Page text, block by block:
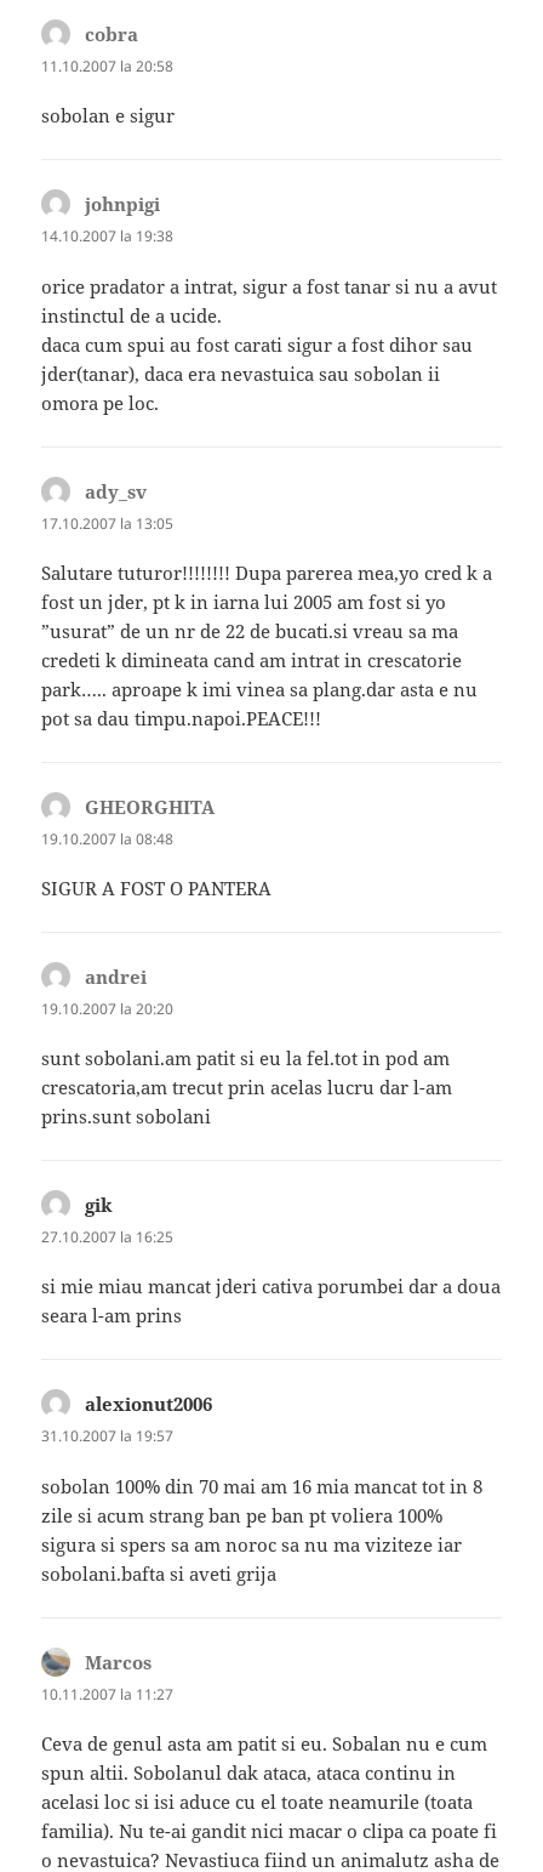
cobra
11.10.2007 la 20:58
sobolan e sigur
johnpigi
14.10.2007 la 19:38
orice pradator a intrat, sigur a fost tanar si nu a avut
instinctul de a ucide.
daca cum spui au fost carati sigur a fost dihor sau
jder(tanar), daca era nevastuica sau sobolan ii
omora pe loc.
ady_sv
17.10.2007 la 13:05
Salutare tuturor!!!!!!!! Dupa parerea mea,yo cred k a
fost un jder, pt k in iarna lui 2005 am fost si yo
”usurat” de un nr de 22 de bucati.si vreau sa ma
credeti k dimineata cand am intrat in crescatorie
park….. aproape k imi vinea sa plang.dar asta e nu
pot sa dau timpu.napoi.PEACE!!!
GHEORGHITA
19.10.2007 la 08:48
SIGUR A FOST O PANTERA
andrei
19.10.2007 la 20:20
sunt sobolani.am patit si eu la fel.tot in pod am
crescatoria,am trecut prin acelas lucru dar l-am
prins.sunt sobolani
gik
27.10.2007 la 16:25
si mie miau mancat jderi cativa porumbei dar a doua
seara l-am prins
alexionut2006
31.10.2007 la 19:57
sobolan 100% din 70 mai am 16 mia mancat tot in 8
zile si acum strang ban pe ban pt voliera 100%
sigura si spers sa am noroc sa nu ma viziteze iar
sobolani.bafta si aveti grija
Marcos
10.11.2007 la 11:27
Ceva de genul asta am patit si eu. Sobalan nu e cum
spun altii. Sobolanul dak ataca, ataca continu in
acelasi loc si isi aduce cu el toate neamurile (toata
familia). Nu te-ai gandit nici macar o clipa ca poate fi
o nevastuica? Nevastiuca fiind un animalutz asha de